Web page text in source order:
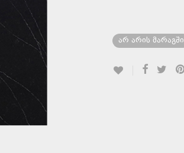
არ არის მარაგში